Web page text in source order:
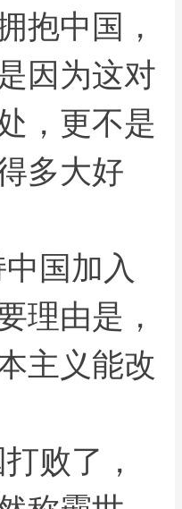
抱中国，
因为这对
，更不是
多大好
国加入
理由是，
主义能改
败了，